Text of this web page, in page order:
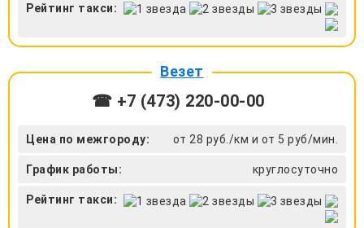
Рейтинг такси:
Везет
☎ +7 (473) 220-00-00
Цена по межгороду: от 28 руб./км и от 5 руб/мин.
График работы: круглосуточно
Рейтинг такси: